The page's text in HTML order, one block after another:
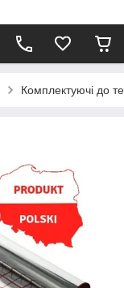
Комплектуючі до